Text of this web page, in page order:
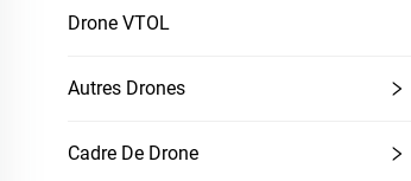
Drone VTOL
Autres Drones
Cadre De Drone